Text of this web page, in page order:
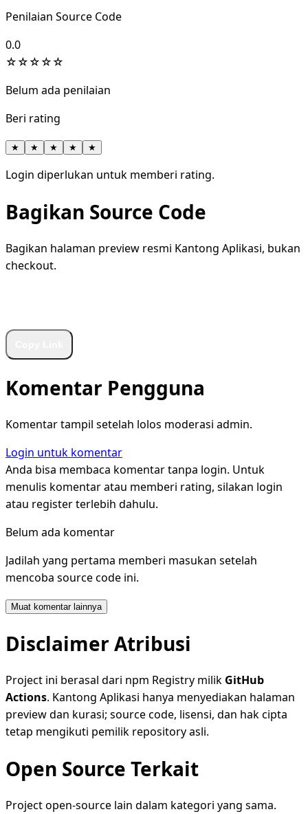
Penilaian Source Code
0.0
☆☆☆☆☆
Belum ada penilaian
Beri rating
★ ★ ★ ★ ★
Login diperlukan untuk memberi rating.
Bagikan Source Code
Bagikan halaman preview resmi Kantong Aplikasi, bukan
checkout.
Komentar Pengguna
Komentar tampil setelah lolos moderasi admin.
Login untuk komentar
Anda bisa membaca komentar tanpa login. Untuk
menulis komentar atau memberi rating, silakan login
atau register terlebih dahulu.
Belum ada komentar
Jadilah yang pertama memberi masukan setelah
mencoba source code ini.
Muat komentar lainnya
Disclaimer Atribusi
Project ini berasal dari npm Registry milik GitHub
Actions. Kantong Aplikasi hanya menyediakan halaman
preview dan kurasi; source code, lisensi, dan hak cipta
tetap mengikuti pemilik repository asli.
Open Source Terkait
Project open-source lain dalam kategori yang sama.